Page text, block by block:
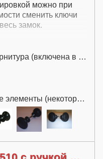
можно при
сменить ключи
замок.
Возможная стандартная фурнитура (включена в цену):
Возможные дополнительные элементы (некоторые за дополнительную плату):